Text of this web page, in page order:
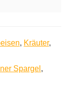
, Kräuter,
Spargel ,